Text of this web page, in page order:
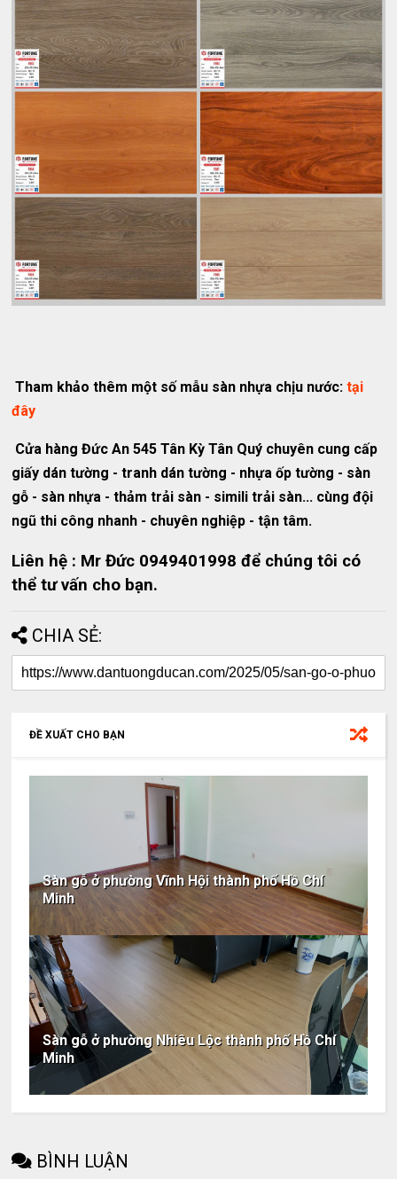
Tham khảo thêm một số mẫu sàn nhựa chịu nước:tại
đây
Cửa hàng Đức An 545 Tân Kỳ Tân Quý chuyên cung cấp
giấy dán tường - tranh dán tường - nhựa ốp tường - sàn
gỗ - sàn nhựa - thảm trải sàn - simili trải sàn... cùng đội
ngũ thi công nhanh - chuyên nghiệp - tận tâm.
Liên hệ : Mr Đức 0949401998 để chúng tôi có
thể tư vấn cho bạn.
CHIA SẺ:
ĐỀ XUẤT CHO BẠN
Sàn gỗ ở phường Vĩnh Hội thành phố Hồ Chí
Minh
Sàn gỗ ở phường Nhiêu Lộc thành phố Hồ Chí
Minh
BÌNH LUẬN